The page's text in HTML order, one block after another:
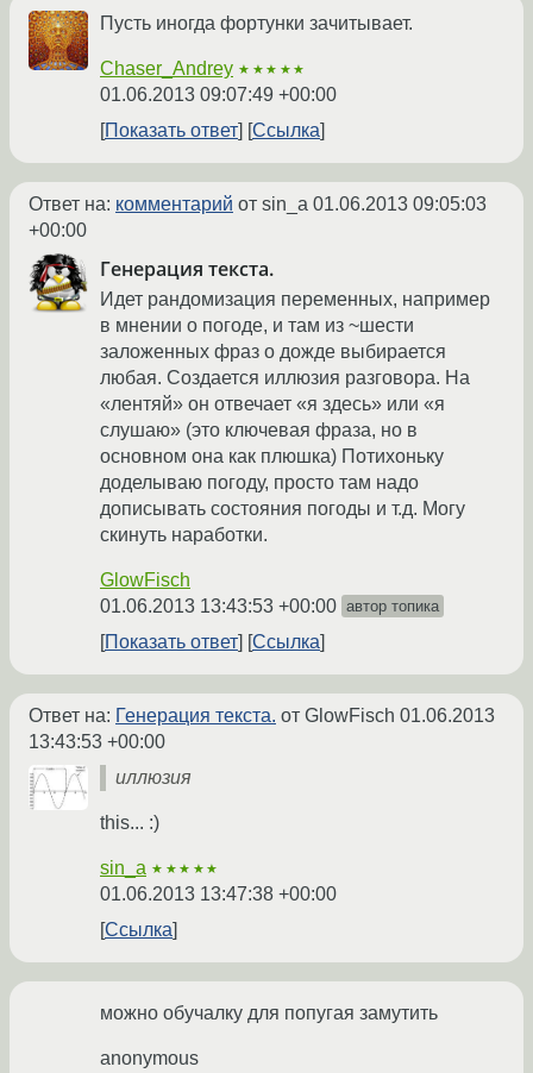
Пусть иногда фортунки зачитывает.
Chaser_Andrey ★★★★★
01.06.2013 09:07:49 +00:00
Показать ответ
Ссылка
Ответ на: комментарий от sin_a 01.06.2013 09:05:03
+00:00
Генерация текста.
Идет рандомизация переменных, например
в мнении о погоде, и там из ~шести
заложенных фраз о дожде выбирается
любая. Создается иллюзия разговора. На
«лентяй» он отвечает «я здесь» или «я
слушаю» (это ключевая фраза, но в
основном она как плюшка) Потихоньку
доделываю погоду, просто там надо
дописывать состояния погоды и т.д. Могу
скинуть наработки.
GlowFisch
01.06.2013 13:43:53 +00:00 автор топика
Показать ответ Ссылка
Ответ на: Генерация текста. от GlowFisch 01.06.2013
13:43:53 +00:00
иллюзия
this... :)
sin_a ★★★★★
01.06.2013 13:47:38 +00:00
Ссылка
можно обучалку для попугая замутить
anonymous